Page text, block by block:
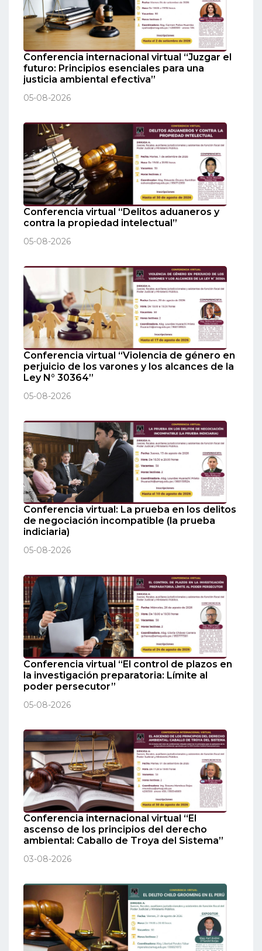
Conferencia internacional virtual “Juzgar el
futuro: Principios esenciales para una
justicia ambiental efectiva”
05-08-2026
Conferencia virtual “Delitos aduaneros y
contra la propiedad intelectual”
05-08-2026
Conferencia virtual “Violencia de género en
perjuicio de los varones y los alcances de la
Ley N° 30364”
05-08-2026
Conferencia virtual: La prueba en los delitos
de negociación incompatible (la prueba
indiciaria)
05-08-2026
Conferencia virtual “El control de plazos en
la investigación preparatoria: Límite al
poder persecutor”
05-08-2026
Conferencia internacional virtual “El
ascenso de los principios del derecho
ambiental: Caballo de Troya del Sistema”
03-08-2026